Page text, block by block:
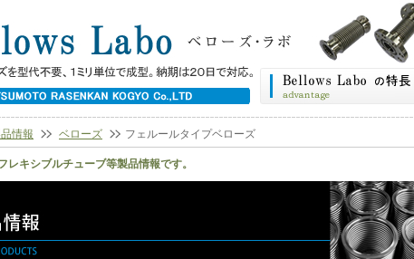
情報 ベローズ フェルールタイプベローズ
レキシブルチューブ等製品情報です。